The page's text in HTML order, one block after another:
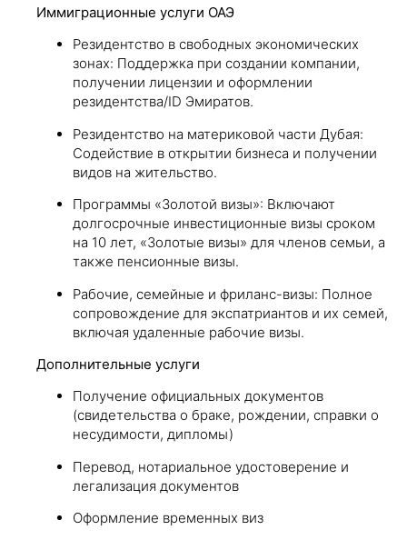
Иммиграционные услуги ОАЭ
Резидентство в свободных экономических
зонах: Поддержка при создании компании,
получении лицензии и оформлении
резидентства/ID Эмиратов.
Резидентство на материковой части Дубая:
Содействие в открытии бизнеса и получении
видов на жительство.
Программы «Золотой визы»: Включают
долгосрочные инвестиционные визы сроком
на 10 лет, «Золотые визы» для членов семьи, а
также пенсионные визы.
Рабочие, семейные и фриланс-визы: Полное
сопровождение для экспатриантов и их семей,
включая удаленные рабочие визы.
Дополнительные услуги
Получение официальных документов
(свидетельства о браке, рождении, справки о
несудимости, дипломы)
Перевод, нотариальное удостоверение и
легализация документов
Оформление временных виз